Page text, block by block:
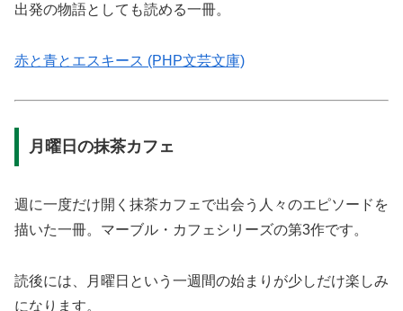
出発の物語としても読める一冊。
赤と青とエスキース (PHP文芸文庫)
月曜日の抹茶カフェ
週に一度だけ開く抹茶カフェで出会う人々のエピソードを
描いた一冊。マーブル・カフェシリーズの第3作です。
読後には、月曜日という一週間の始まりが少しだけ楽しみ
になります。